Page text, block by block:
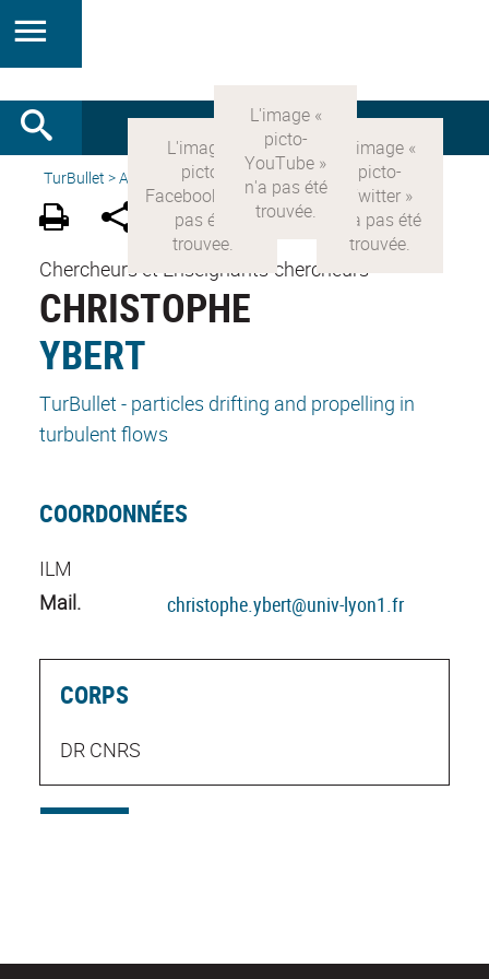
TurBullet >Accueil People Principal Investigators
Chercheurs et Enseignants-chercheurs
CHRISTOPHE
YBERT
TurBullet - particles drifting and propelling in
turbulent flows
COORDONNÉES
ILM
Mail.
christophe.ybert@univ-lyon1.fr
CORPS
DR CNRS